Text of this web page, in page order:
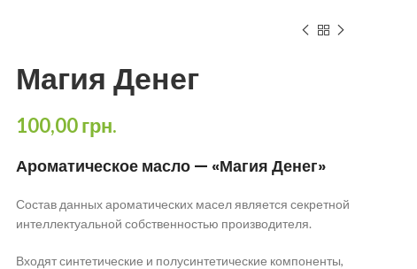
Магия Денег
100,00грн.
Ароматическое масло — «Магия Денег»
Состав данных ароматических масел является секретной
интеллектуальной собственностью производителя.
Входят синтетические и полусинтетические компоненты,